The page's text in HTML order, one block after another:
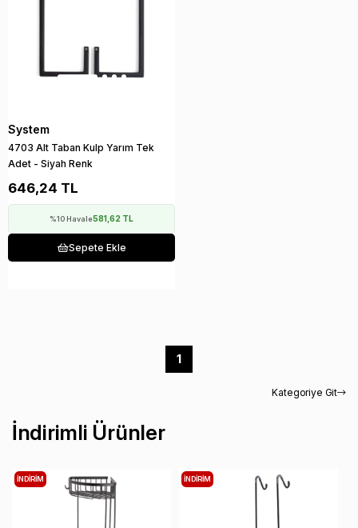
System
4703 Alt Taban Kulp Yarım Tek
Adet - Siyah Renk
646,24 TL
%10 Havale581,62 TL
Sepete Ekle
1
İndirimli Ürünler
İNDIRIM İNDIRIM
Kategoriye Git